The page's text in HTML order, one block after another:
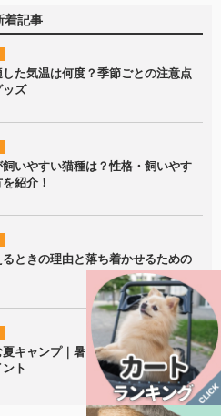
着記事
た気温は何度？季節ごとの注意点
ッズ
いやすい猫種は？性格・飼いやす
紹介！
ときの理由と落ち着かせるための
キャンプ｜暑さ対策と安全に過ご
ト